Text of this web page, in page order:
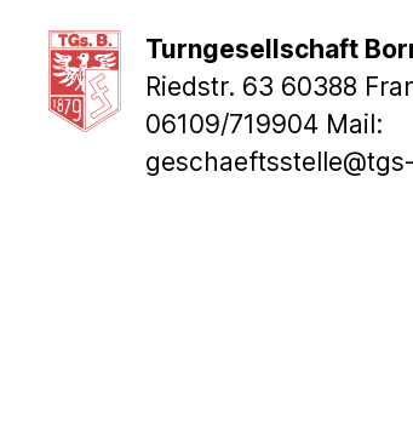
Turngesellschaft
Riedstr. 63 60388
06109/719904 Mail: